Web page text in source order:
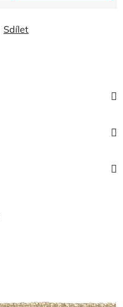
Sdílet